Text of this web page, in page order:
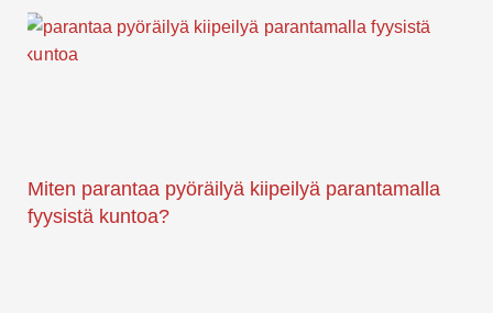
Miten parantaa pyöräilyä kiipeilyä parantamalla
fyysistä kuntoa?